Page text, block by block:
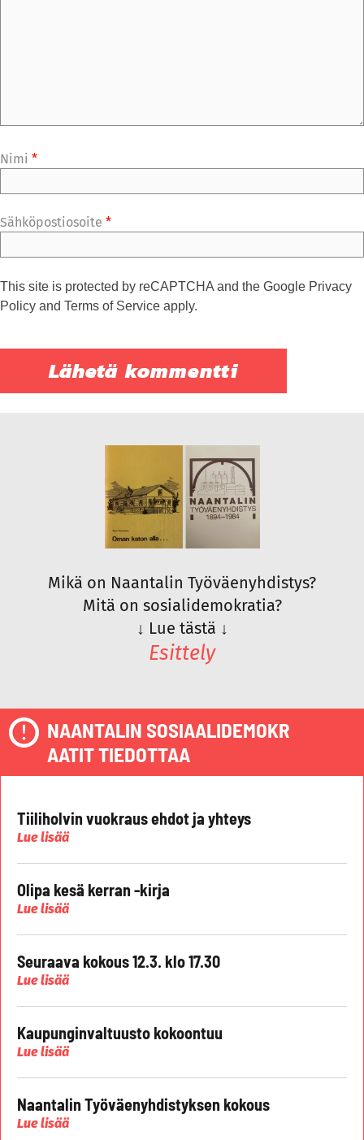
Nimi *
Sähköpostiosoite *
This site is protected by reCAPTCHA and the Google Privacy
Policy and Terms of Service apply.
Mikä on Naantalin Työväenyhdistys?
Mitä on sosialidemokratia?
↓ Lue tästä ↓
Esittely
NAANTALIN SOSIAALIDEMOKR
AATIT TIEDOTTAA
Tiiliholvin vuokraus ehdot ja yhteys
Lue lisää
Olipa kesä kerran -kirja
Lue lisää
Seuraava kokous 12.3. klo 17.30
Lue lisää
Kaupunginvaltuusto kokoontuu
Lue lisää
Naantalin Työväenyhdistyksen kokous
Lue lisää